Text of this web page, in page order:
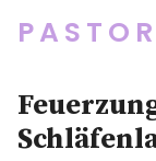
Über